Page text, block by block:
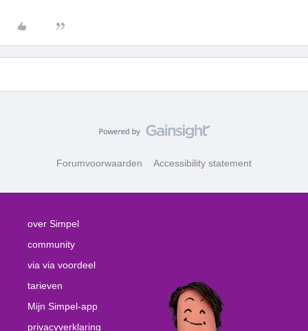
Forumvoorwaarden Accessibility statement
over Simpel
community
via via voordeel
tarieven
Mijn Simpel-app
privacyverklaring